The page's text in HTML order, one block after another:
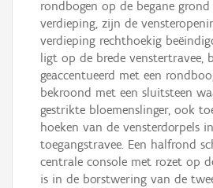
rondbogen op de begane
verdieping, zijn de
verdieping rechthoekig
ligt op de brede venstertravee,
geaccentueerd met een
bekroond met een sluitsteen
gestrikte bloemenslinger, ook
hoeken van de vensterdorpels
toegangstravee. Een halfrond
centrale console met rozet op
is in de borstwering van de